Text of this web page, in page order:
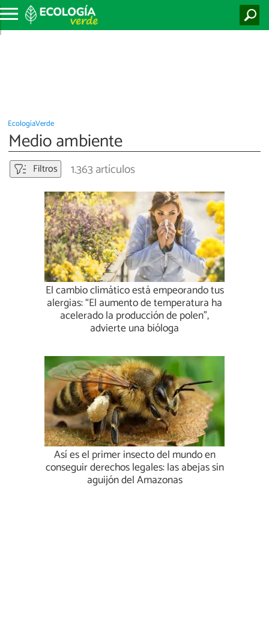
EcologíaVerde
Medio ambiente
Filtros 1.363 artículos
El cambio climático está empeorando tus
alergias: “El aumento de temperatura ha
acelerado la producción de polen”,
advierte una bióloga
Así es el primer insecto del mundo en
conseguir derechos legales: las abejas sin
aguijón del Amazonas